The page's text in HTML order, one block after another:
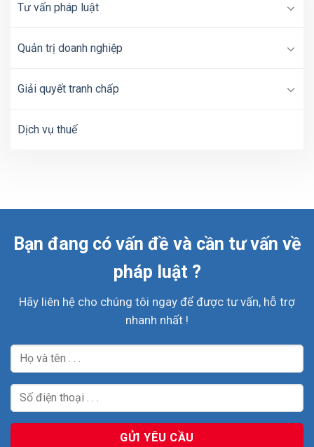
Tư vấn pháp luật
Quản trị doanh nghiệp
Giải quyết tranh chấp
Dịch vụ thuế
Bạn đang có vấn đề và cần tư vấn về
pháp luật ?
Hãy liên hệ cho chúng tôi ngay để được tư vấn, hỗ trợ
nhanh nhất !